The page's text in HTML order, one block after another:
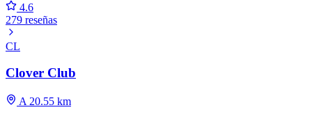
4.6
279 reseñas
CL
Clover Club
A 20.55 km